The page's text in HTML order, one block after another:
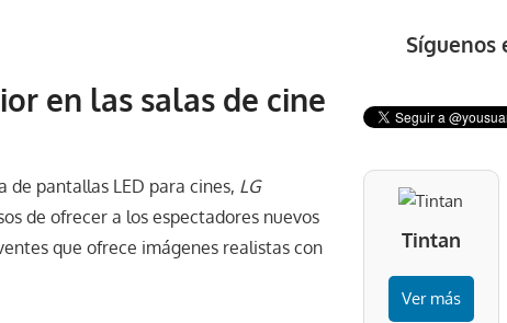
en las salas de cine
de pantallas LED para cines, LG
de ofrecer a los espectadores nuevos
que ofrece imágenes realistas con
Síguenos
Tintan
Ver más